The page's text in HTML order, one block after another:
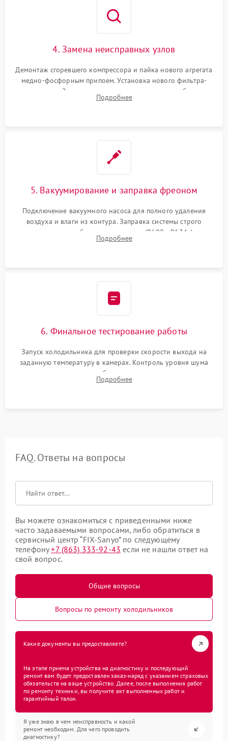
4. Замена неисправных узлов
Демонтаж сгоревшего компрессора и пайка нового агрегата
медно-фосфорным припоем. Установка нового фильтра-
осушителя. Замена изношенных вентиляторов обдува,
сломанных заслонок или поврежденных дверных петель.
Подробнее
5. Вакуумирование и заправка фреоном
Подключение вакуумного насоса для полного удаления
воздуха и влаги из контура. Заправка системы строго
дозированным объемом хладагента (R600a, R134a) по
электронным весам. Контроль рабочего давления в системе.
Подробнее
6. Финальное тестирование работы
Запуск холодильника для проверки скорости выхода на
заданную температуру в камерах. Контроль уровня шума
компрессора, отсутствия обмерзания стенок и корректного
срабатывания системы автоматической оттайки.
Подробнее
FAQ. Ответы на вопросы
Вы можете ознакомиться с приведенными ниже
часто задаваемыми вопросами, либо обратиться в
сервисный центр “FIX-Sanyo” по следующему
телефону+7 (863) 333-92-43 если не нашли ответ на
свой вопрос.
Общие вопросы
Вопросы по ремонту холодильников
Какие документы вы предоставляете?
На этапе приема устройства на диагностику и последующий
ремонт вам будет предоставлен заказ-наряд с указанием страховых
обязательств на ваше устройство. Далее, после выполнения работ
по ремонту техники, вы получите акт выполненных работ и
гарантийный талон.
Я уже знаю в чем неисправность и какой
ремонт необходим. Для чего проводить
диагностику?